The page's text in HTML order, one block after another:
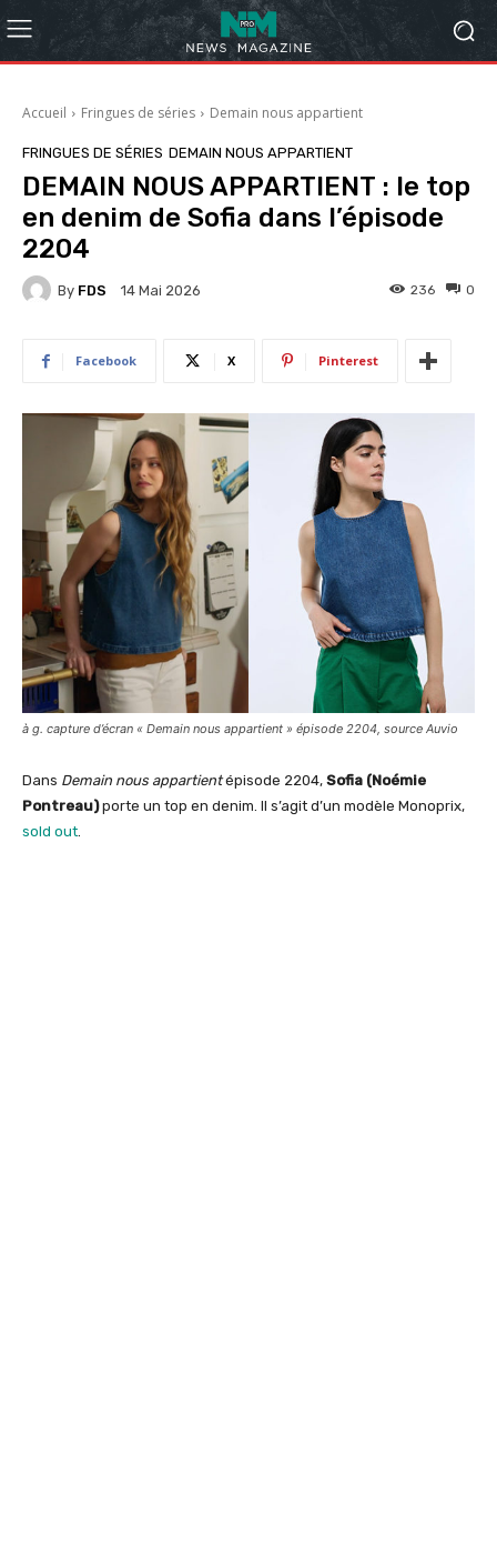
Accueil Fringues de séries Demain nous appartient
FRINGUES DE SÉRIES DEMAIN NOUS APPARTIENT
DEMAIN NOUS APPARTIENT : le top
en denim de Sofia dans l’épisode
2204
By FDS 14 Mai 2026 0
236
Facebook X Pinterest
à g. capture d’écran « Demain nous appartient » épisode 2204, source Auvio
Dans Demain nous appartientépisode 2204, Sofia (Noémie
Pontreau)porte un top en denim. Il s’agit d’un modèle Monoprix,
sold out.